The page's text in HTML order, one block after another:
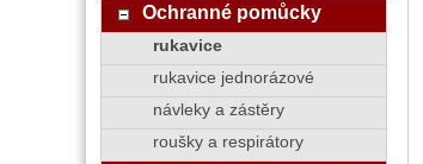
Ochranné pomůcky
rukavice
rukavice jednorázové
návleky a zástěry
roušky a respirátory